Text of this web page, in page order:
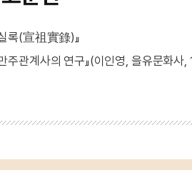
록(宣祖實錄)』
주관계사의 연구』(이인영, 을유문화사